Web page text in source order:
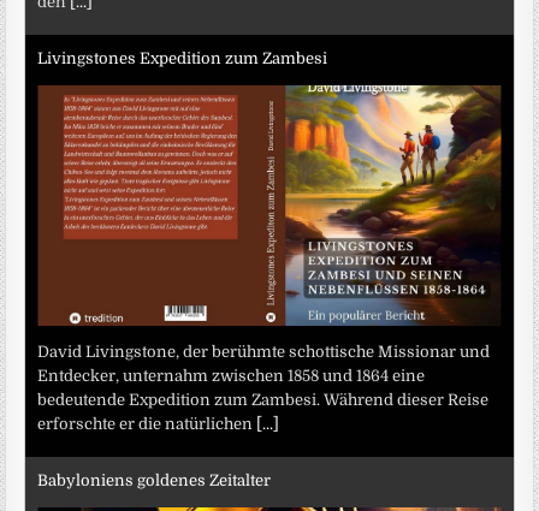
Livingstones Expedition zum Zambesi
David Livingstone, der berühmte schottische Missionar und
Entdecker, unternahm zwischen 1858 und 1864 eine
bedeutende Expedition zum Zambesi. Während dieser Reise
erforschte er die natürlichen [...]
Babyloniens goldenes Zeitalter